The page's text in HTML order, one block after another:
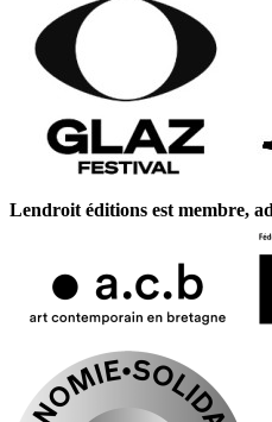
Lendroit éditions est membre,